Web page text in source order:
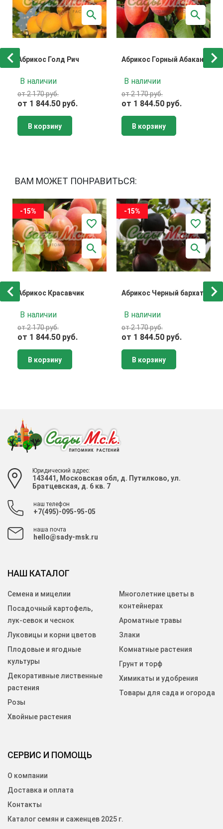
Абрикос Голд Рич
В наличии
от 2 170 руб.
от 1 844.50 руб.
В корзину
Абрикос Горный Абакан
В наличии
от 2 170 руб.
от 1 844.50 руб.
В корзину
ВАМ МОЖЕТ ПОНРАВИТЬСЯ:
-15%
Абрикос Красавчик
В наличии
от 2 170 руб.
от 1 844.50 руб.
В корзину
-15%
Абрикос Черный бархат
В наличии
от 2 170 руб.
от 1 844.50 руб.
В корзину
Юридический адрес:
143441, Московская обл, д. Путилково, ул.
Братцевская, д. 6 кв. 7
наш телефон
+7(495)-095-95-05
наша почта
hello@sady-msk.ru
СЕРВИС И ПОМОЩЬ
О компании
Доставка и оплата
Контакты
Каталог семян и саженцев 2025 г.
НАШ КАТАЛОГ
Семена и мицелии
Посадочный картофель,
лук-севок и чеснок
Луковицы и корни цветов
Плодовые и ягодные
культуры
Декоративные лиственные
растения
Розы
Хвойные растения
Многолетние цветы в
контейнерах
Ароматные травы
Злаки
Комнатные растения
Грунт и торф
Химикаты и удобрения
Товары для сада и огорода